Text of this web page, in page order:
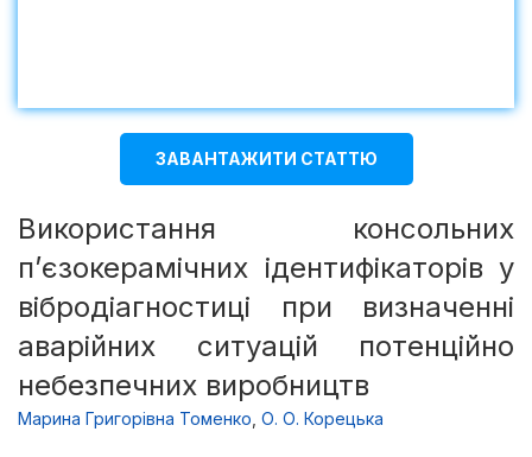
ЗАВАНТАЖИТИ СТАТТЮ
Використання консольних
п’єзокерамічних ідентифікаторів у
вібродіагностиці при визначенні
аварійних ситуацій потенційно
небезпечних виробництв
Марина Григорівна Томенко О. О. Корецька